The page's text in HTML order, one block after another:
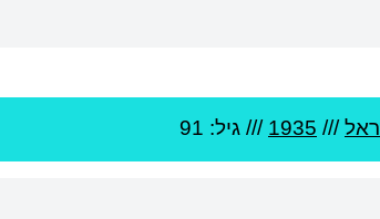
///
1935 /// גיל: 91